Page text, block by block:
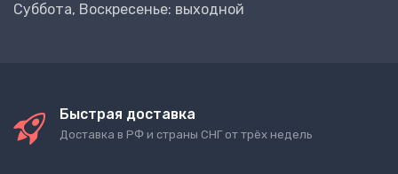
Суббота, Воскресенье: выходной
Быстрая доставка
Доставка в РФ и страны СНГ от трёх недель